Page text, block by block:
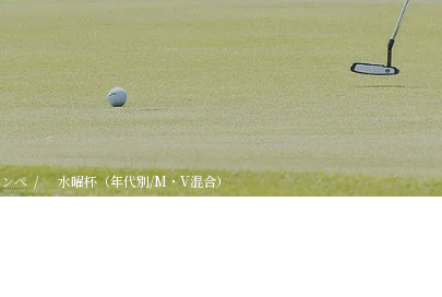
ペ 水曜杯（年代別/M・V混合）